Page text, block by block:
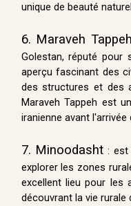
unique de beauté
6. Maraveh Tappeh
Golestan, réputé pour
aperçu fascinant des
des structures et des
Maraveh Tappeh est
iranienne avant
7. Minoodasht : est
explorer les zones
excellent lieu pour les
découvrant la vie rurale